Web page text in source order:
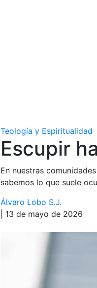
Teología y Espiritualidad
Escupir
En nuestras
sabemos lo que suele
Álvaro Lobo S.J.
| 13 de mayo de 2026